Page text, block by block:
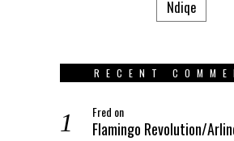
Ndiqe
RECENT
Fred on
Flamingo Revolution/